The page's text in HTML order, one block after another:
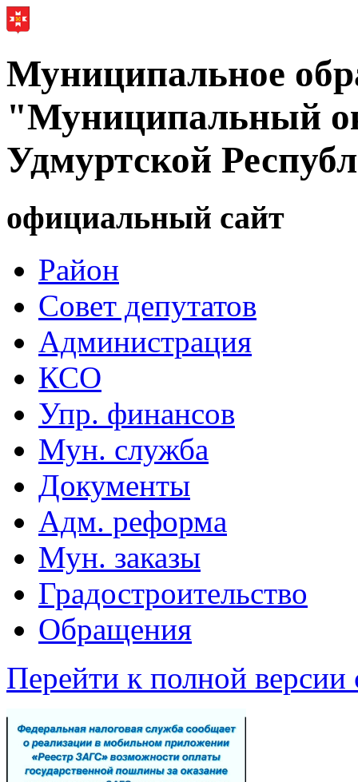
Муниципальное
"Муниципальный
Удмуртской
официальный сайт
Район
Совет депутатов
Администрация
КСО
Упр. финансов
Мун. служба
Документы
Адм. реформа
Мун. заказы
Градостроительство
Обращения
Перейти к полной версии